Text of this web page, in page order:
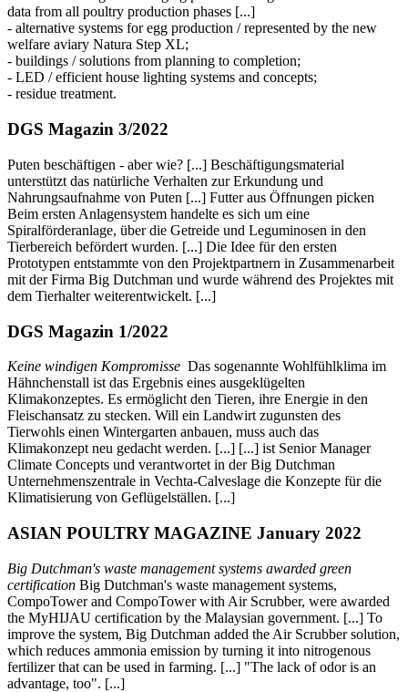
data from all poultry production phases [...]
- alternative systems for egg production / represented by the new
welfare aviary Natura Step XL;
- buildings / solutions from planning to completion;
- LED / efficient house lighting systems and concepts;
- residue treatment.
DGS Magazin 3/2022
Puten beschäftigen - aber wie? [...] Beschäftigungsmaterial
unterstützt das natürliche Verhalten zur Erkundung und
Nahrungsaufnahme von Puten [...] Futter aus Öffnungen picken
Beim ersten Anlagensystem handelte es sich um eine
Spiralförderanlage, über die Getreide und Leguminosen in den
Tierbereich befördert wurden. [...] Die Idee für den ersten
Prototypen entstammte von den Projektpartnern in Zusammenarbeit
mit der Firma Big Dutchman und wurde während des Projektes mit
dem Tierhalter weiterentwickelt. [...]
DGS Magazin 1/2022
Keine windigen Kompromisse Das sogenannte Wohlfühlklima im
Hähnchenstall ist das Ergebnis eines ausgeklügelten
Klimakonzeptes. Es ermöglicht den Tieren, ihre Energie in den
Fleischansatz zu stecken. Will ein Landwirt zugunsten des
Tierwohls einen Wintergarten anbauen, muss auch das
Klimakonzept neu gedacht werden. [...] [...] ist Senior Manager
Climate Concepts und verantwortet in der Big Dutchman
Unternehmenszentrale in Vechta-Calveslage die Konzepte für die
Klimatisierung von Geflügelställen. [...]
ASIAN POULTRY MAGAZINE January 2022
Big Dutchman's waste management systems awarded green
certification Big Dutchman's waste management systems,
CompoTower and CompoTower with Air Scrubber, were awarded
the MyHIJAU certification by the Malaysian government. [...] To
improve the system, Big Dutchman added the Air Scrubber solution,
which reduces ammonia emission by turning it into nitrogenous
fertilizer that can be used in farming. [...] "The lack of odor is an
advantage, too". [...]